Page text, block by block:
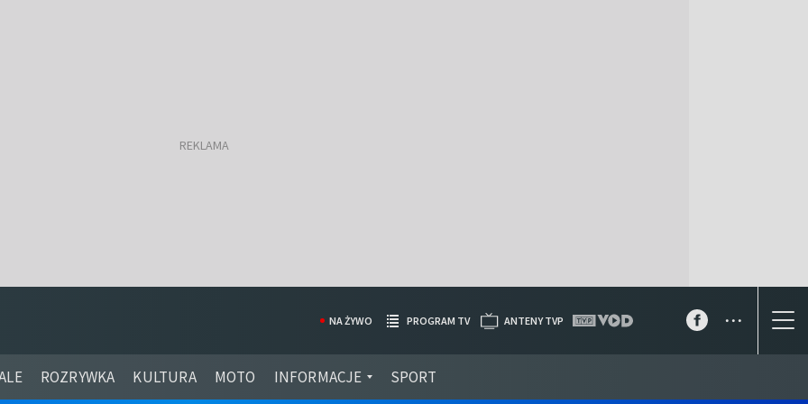
ROZRYWKA KULTURA MOTO INFORMACJE SPORT
NA ŻYWO PROGRAM TV ANTENY TVP ...